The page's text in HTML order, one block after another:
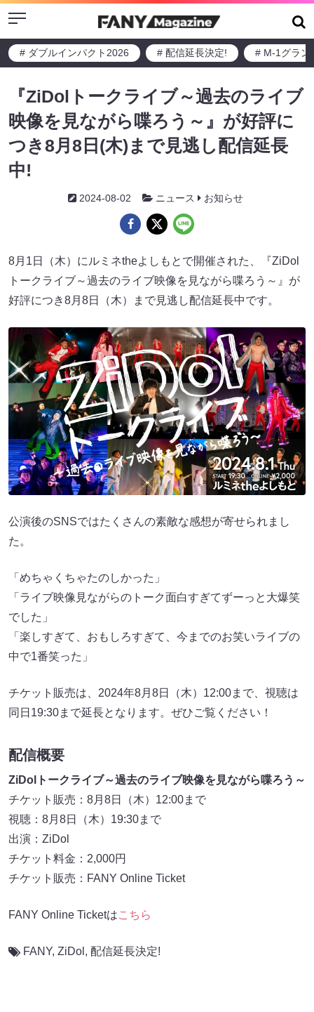
Menu
# ダブルインパクト2026 # 配信延長決定! # M-1グラン
『ZiDolトークライブ～過去のライブ
映像を見ながら喋ろう～』が好評に
つき8月8日(木)まで見逃し配信延長
中!
2024-08-02 ニュース お知らせ
8月1日（木）にルミネtheよしもとで開催された、『ZiDol
トークライブ～過去のライブ映像を見ながら喋ろう～』が
好評につき8月8日（木）まで見逃し配信延長中です。
公演後のSNSではたくさんの素敵な感想が寄せられまし
た。
「めちゃくちゃたのしかった」
「ライブ映像見ながらのトーク面白すぎてずーっと大爆笑
でした」
「楽しすぎて、おもしろすぎて、今までのお笑いライブの
中で1番笑った」
チケット販売は、2024年8月8日（木）12:00まで、視聴は
同日19:30まで延長となります。ぜひご覧ください！
配信概要
ZiDolトークライブ～過去のライブ映像を見ながら喋ろう～
チケット販売：8月8日（木）12:00まで
視聴：8月8日（木）19:30まで
出演：ZiDol
チケット料金：2,000円
チケット販売：FANY Online Ticket
FANY Online Ticketはこちら
FANY, ZiDol , 配信延長決定!